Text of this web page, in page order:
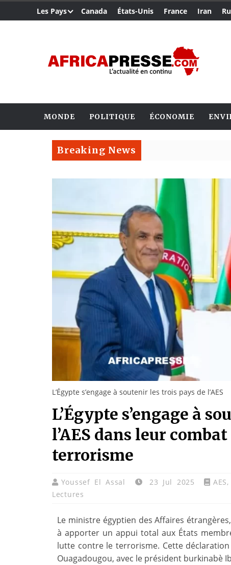
Les Pays Canada États-Unis France Iran
MONDE POLITIQUE ÉCONOMIE
Breaking News
L’Égypte s’engage à soutenir les trois pays de l’AES
L’Égypte s’engage à
l’AES dans leur
terrorisme
Youssef El Assal 23 Jul 2025 AES,
Lectures
Le ministre égyptien des Affaires
à apporter un appui total aux États
lutte contre le terrorisme. Cette
Ouagadougou, avec le président burkinabè